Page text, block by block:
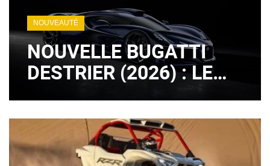
NOUVEAUTÉ
NOUVELLE BUGATTI
DESTRIER (2026) : LE
LÉGENDAIRE MOTEUR
W16 EST DE RETOUR !
(+ IMAGES)